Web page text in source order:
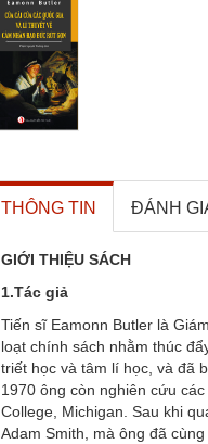
THÔNG TIN ĐÁNH
GIỚI THIỆU SÁCH
1.Tác giả
Tiến sĩ Eamonn Butler là
loạt chính sách nhằm thúc
triết học và tâm lí học, và đã
1970 ông còn nghiên cứu
College, Michigan. Sau khi
Adam Smith, mà ông đã